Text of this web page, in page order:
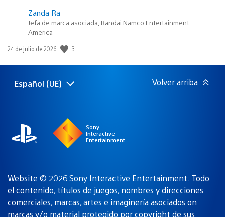
Zanda Ra
Jefa de marca asociada, Bandai Namco Entertainment
America
Fecha
publicación:
24 de julio de 2026 3
Selecciona
Región
Español (UE) Volver arriba
Sony
Interactive
Entertainment
Website © 2026 Sony Interactive Entertainment. Todo
el contenido, títulos de juegos, nombres y direcciones
comerciales, marcas, artes e imaginería asociados on
marcas y/o material protegido por copyright de sus